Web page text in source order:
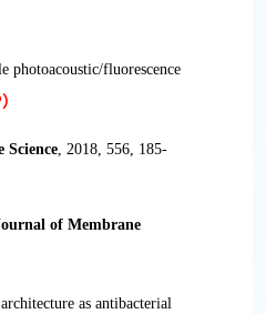
photoacoustic/fluorescence
）
Science , 2018, 556, 185-
of Membrane
as antibacterial